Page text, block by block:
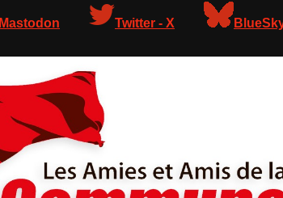
Mastodon Twitter - X